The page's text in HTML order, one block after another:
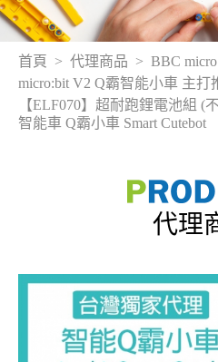
首頁 代理商品
BBC
micro:bit V2 Q霸智能小車 主打
【ELF070】超耐跑鋰電池組 (
智能車 Q霸小車 Smart Cutebot
代理